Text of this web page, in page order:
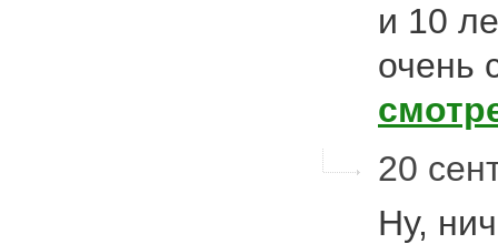
и 10
очень
20
Ну,